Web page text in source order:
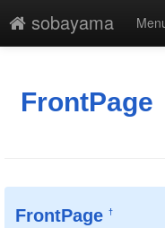
sobayama
添付
FrontPage
FrontPage †